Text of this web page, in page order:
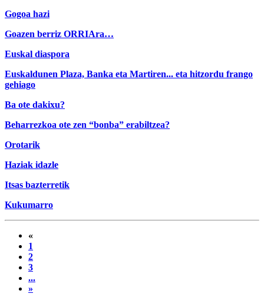
Gogoa hazi
Goazen berriz ORRIAra…
Euskal diaspora
Euskaldunen Plaza, Banka eta Martiren... eta hitzordu frango
gehiago
Ba ote dakixu?
Beharrezkoa ote zen “bonba” erabiltzea?
Orotarik
Haziak idazle
Itsas bazterretik
Kukumarro
«
1
2
3
...
»